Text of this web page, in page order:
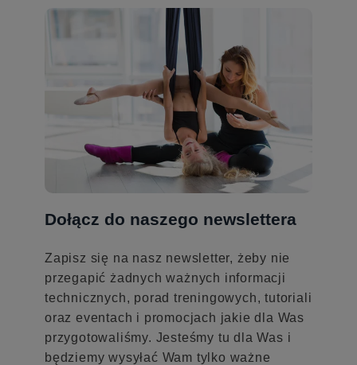
Dołącz do naszego newslettera
Zapisz się na nasz newsletter, żeby nie
przegapić żadnych ważnych informacji
technicznych, porad treningowych, tutoriali
oraz eventach i promocjach jakie dla Was
przygotowaliśmy. Jesteśmy tu dla Was i
będziemy wysyłać Wam tylko ważne